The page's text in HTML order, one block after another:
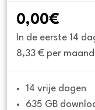
0,00€
In de eerste 14
8,33 € per
14 vrije dagen
635 GB